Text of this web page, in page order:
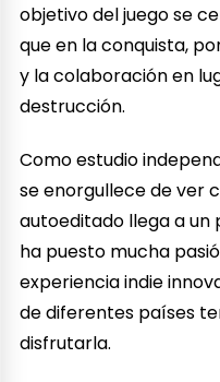
objetivo del juego se
que en la conquista,
y la colaboración en
destrucción.
Como estudio
se enorgullece de ver
autoeditado llega a un
ha puesto mucha
experiencia indie
de diferentes países
disfrutarla.